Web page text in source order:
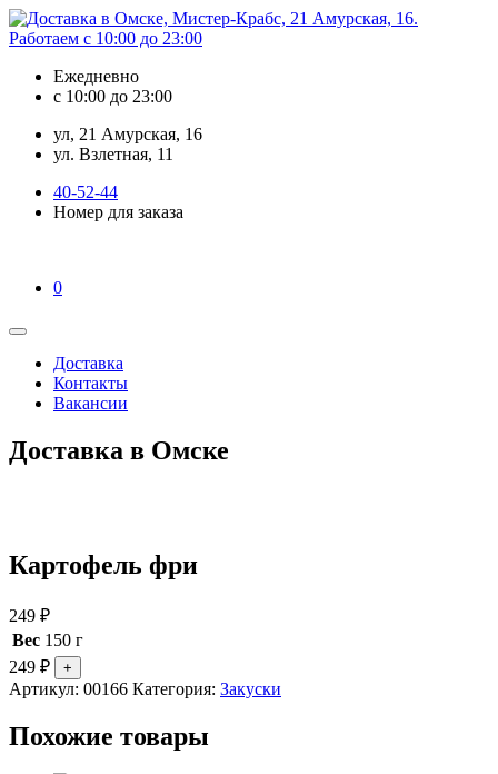
Ежедневно
с 10:00 до 23:00
ул, 21 Амурская, 16
ул. Взлетная, 11
40-52-44
Номер для заказа
0
Доставка
Контакты
Вакансии
Доставка в Омске
Картофель фри
249 ₽
Вес 150 г
249 ₽
Артикул: 00166 Категория: Закуски
Похожие товары